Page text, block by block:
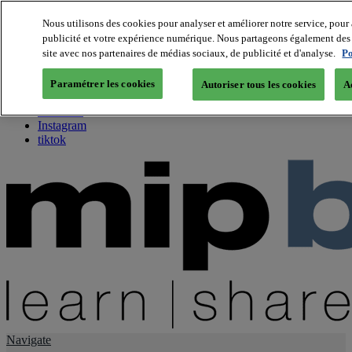
About us
Twitter
Facebook
Youtube
Instagram
tiktok
Navigate
Nous utilisons des cookies pour analyser et améliorer notre service,
publicité et votre expérience numérique. Nous partageons également
site avec nos partenaires de médias sociaux, de publicité et d'analyse.
Paramétrer les cookies Autoriser tous les cookies